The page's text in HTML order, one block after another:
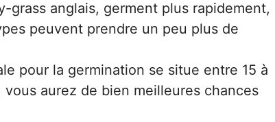
grass anglais, germent plus rapidement,
peuvent prendre un peu plus de
pour la germination se situe entre 15 à
aurez de bien meilleures chances